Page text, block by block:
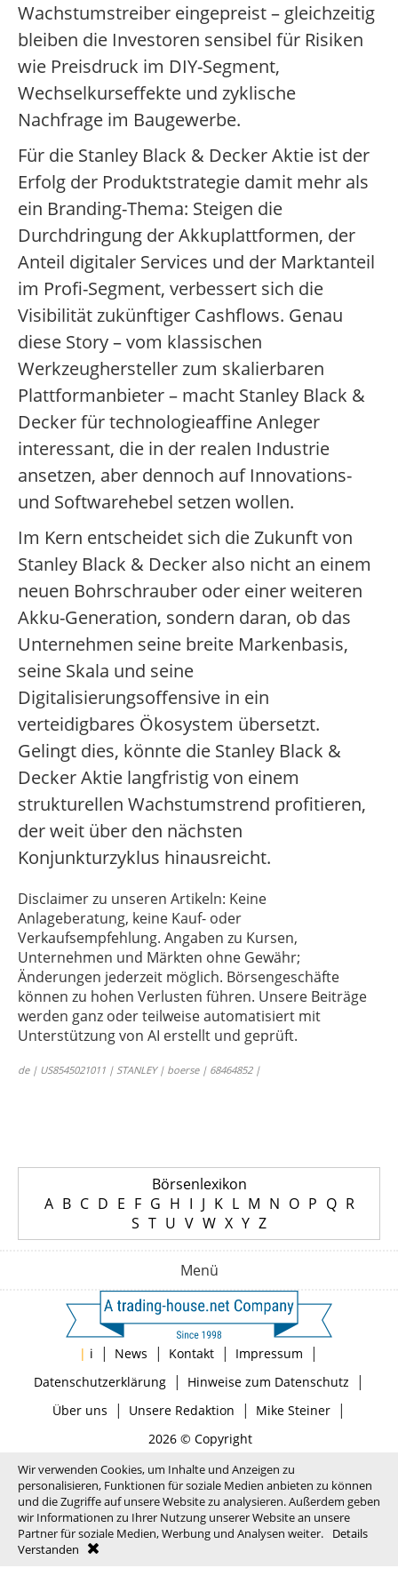
Wachstumstreiber eingepreist – gleichzeitig
bleiben die Investoren sensibel für Risiken
wie Preisdruck im DIY-Segment,
Wechselkurseffekte und zyklische
Nachfrage im Baugewerbe.
Für die Stanley Black & Decker Aktie ist der
Erfolg der Produktstrategie damit mehr als
ein Branding-Thema: Steigen die
Durchdringung der Akkuplattformen, der
Anteil digitaler Services und der Marktanteil
im Profi-Segment, verbessert sich die
Visibilität zukünftiger Cashflows. Genau
diese Story – vom klassischen
Werkzeughersteller zum skalierbaren
Plattformanbieter – macht Stanley Black &
Decker für technologieaffine Anleger
interessant, die in der realen Industrie
ansetzen, aber dennoch auf Innovations-
und Softwarehebel setzen wollen.
Im Kern entscheidet sich die Zukunft von
Stanley Black & Decker also nicht an einem
neuen Bohrschrauber oder einer weiteren
Akku-Generation, sondern daran, ob das
Unternehmen seine breite Markenbasis,
seine Skala und seine
Digitalisierungsoffensive in ein
verteidigbares Ökosystem übersetzt.
Gelingt dies, könnte die Stanley Black &
Decker Aktie langfristig von einem
strukturellen Wachstumstrend profitieren,
der weit über den nächsten
Konjunkturzyklus hinausreicht.
Disclaimer zu unseren Artikeln: Keine
Anlageberatung, keine Kauf- oder
Verkaufsempfehlung. Angaben zu Kursen,
Unternehmen und Märkten ohne Gewähr;
Änderungen jederzeit möglich. Börsengeschäfte
können zu hohen Verlusten führen. Unsere Beiträge
werden ganz oder teilweise automatisiert mit
Unterstützung von AI erstellt und geprüft.
de | US8545021011 | STANLEY | boerse | 68464852 |
Börsenlexikon
A B C D E F G H I J K L M N O P Q R
S T U V W X Y Z
Menü
| i | News | Kontakt | Impressum |
Datenschutzerklärung| Hinweise zum Datenschutz |
Über uns | Unsere Redaktion | Mike Steiner|
2026 © Copyright
Wir verwenden Cookies, um Inhalte und Anzeigen zu
personalisieren, Funktionen für soziale Medien anbieten zu können
und die Zugriffe auf unsere Website zu analysieren. Außerdem geben
wir Informationen zu Ihrer Nutzung unserer Website an unsere
Partner für soziale Medien, Werbung und Analysen weiter.
Details
Verstanden